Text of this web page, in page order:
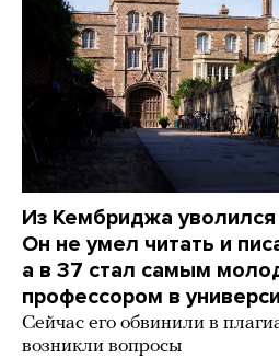
Из Кембриджа
Он не умел читать и
а в 37 стал самым
профессором в
Сейчас его обвинили в
возникли вопросы